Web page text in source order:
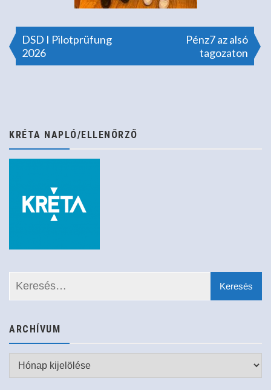
Bejegyzés
DSD I Pilotprüfung
2026
Pénz7 az alsó
tagozaton
KRÉTA NAPLÓ/ELLENŐRZŐ
ARCHÍVUM
Archívum